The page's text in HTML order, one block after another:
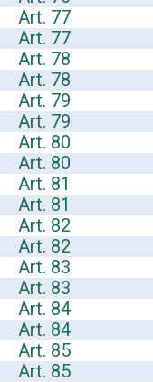
Art. 77
Art. 77
Art. 78
Art. 78
Art. 79
Art. 79
Art. 80
Art. 80
Art. 81
Art. 81
Art. 82
Art. 82
Art. 83
Art. 83
Art. 84
Art. 84
Art. 85
Art. 85